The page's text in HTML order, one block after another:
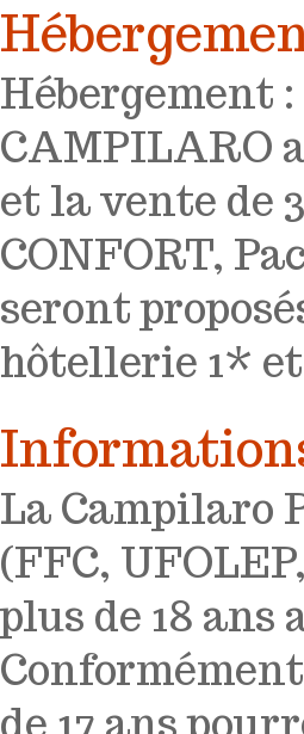
Hébergement
CAMPILARO
et la vente de
CONFORT,
seront
hôtellerie 1* et
La Campilaro
(FFC,
plus de 18 ans